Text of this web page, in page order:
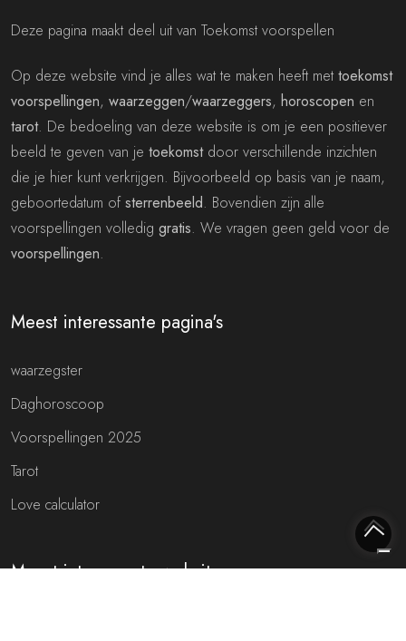
Deze pagina maakt deel uit van Toekomst voorspellen
Op deze website vind je alles wat te maken heeft met toekomst
voorspellingen, waarzeggen/waarzeggers, horoscopen en
tarot. De bedoeling van deze website is om je een positiever
beeld te geven van je toekomstdoor verschillende inzichten
die je hier kunt verkrijgen. Bijvoorbeeld op basis van je naam,
geboortedatum ofsterrenbeeld. Bovendien zijn alle
voorspellingen volledig gratis. We vragen geen geld voor de
voorspellingen.
Meest interessante pagina's
waarzegster
Daghoroscoop
Voorspellingen 2025
Tarot
Love calculator
Meest interessante websites